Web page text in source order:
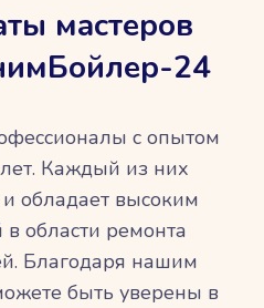
мастеров
24
с опытом
Каждый из них
обладает высоким
области ремонта
Благодаря нашим
быть уверены в